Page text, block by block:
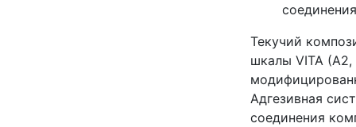
Текучий
шкалы VITA
Адгезивная
соединения